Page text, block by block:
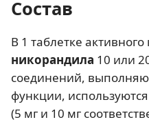
Состав
В 1 таблетке
никорандила 10 или
соединений,
функции,
(5 мг и 10 мг